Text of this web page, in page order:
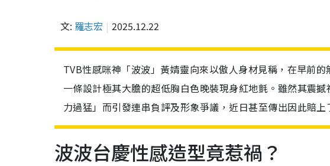
文: 羅志宏 2025.12.22
TVB性感咪神「波波」黃婧靈向來以傲人身材見稱，在早前
一條設計極其大膽的超低胸白色晚裝現身紅地氈。雖然其震
力過猛」而引發連串負評及形象爭議，近日甚至傳出因此賠上
波波台慶性感造型竟惹禍？